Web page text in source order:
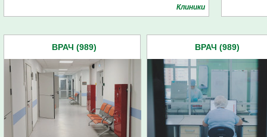
Клиники
ВРАЧ (989) ВРАЧ (989)